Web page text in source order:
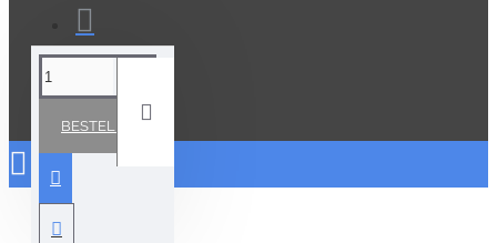
BESTELLEN